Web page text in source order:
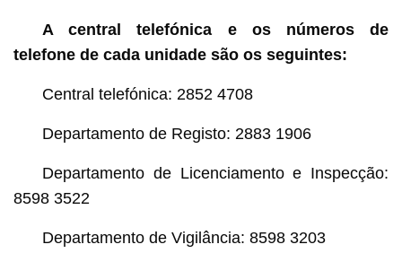
A central telefónica e os números de
telefone de cada unidade são os seguintes:
Central telefónica: 2852 4708
Departamento de Registo: 2883 1906
Departamento de Licenciamento e Inspecção:
8598 3522
Departamento de Vigilância: 8598 3203